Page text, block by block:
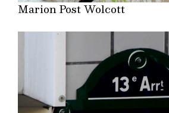
Marion Post Wolcott